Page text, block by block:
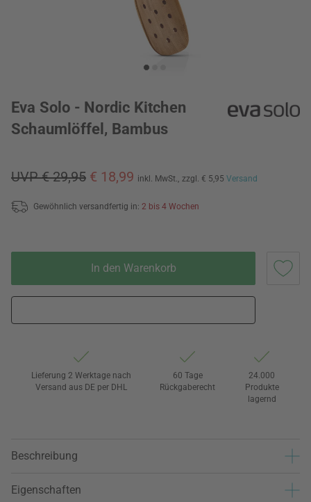
Eva Solo - Nordic Kitchen
Schaumlöffel, Bambus
UVP € 29,95 € 18,99 inkl. MwSt., zzgl. € 5,95 Versand
Gewöhnlich versandfertig in: 2 bis 4 Wochen
In den Warenkorb
Lieferung 2 Werktage nach
Versand aus DE per DHL
60 Tage
Rückgaberecht
24.000
Produkte
lagernd
Beschreibung
Eigenschaften